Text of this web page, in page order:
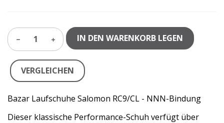
1 IN DEN WARENKORB LEGEN
VERGLEICHEN
Bazar Laufschuhe Salomon RC9/CL - NNN-Bindung
Dieser klassische Performance-Schuh verfügt über